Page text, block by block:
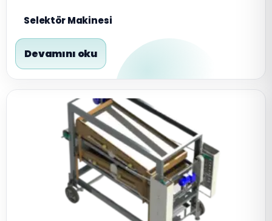
Selektör Makinesi
Devamını oku